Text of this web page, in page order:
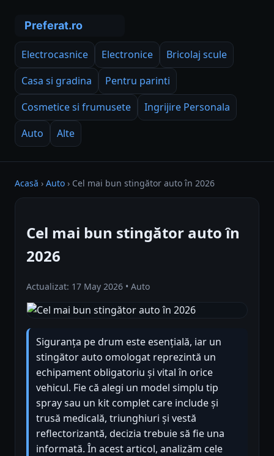
Electrocasnice Electronice
Bricolaj scule
Casa si gradina
Pentru parinti
Cosmetice si frumusete
Ingrijire Personala
Auto
Alte
Acasă › Auto › Cel mai bun stingător auto în 2026
Cel mai bun stingător auto în
2026
Actualizat: 17 May 2026 • Auto
Siguranța pe drum este esențială, iar un
stingător auto omologat reprezintă un
echipament obligatoriu și vital în orice
vehicul. Fie că alegi un model simplu tip
spray sau un kit complet care include și
trusă medicală, triunghiuri și vestă
reflectorizantă, decizia trebuie să fie una
informată. În acest articol, analizăm cele